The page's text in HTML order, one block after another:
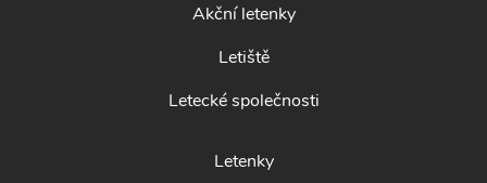
Akční letenky
Letiště
Letecké společnosti
Letenky